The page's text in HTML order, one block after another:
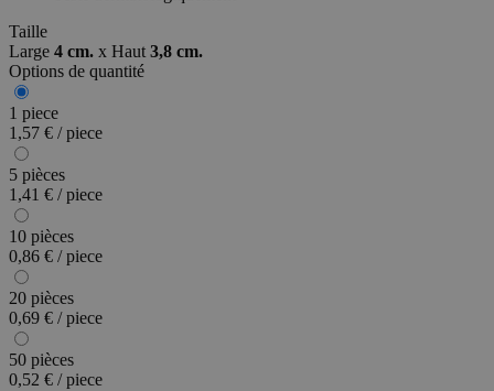
Taille
Large 4 cm. x Haut 3,8 cm.
Options de quantité
1 piece
1,57 € / piece
5 pièces
1,41 € / piece
10 pièces
0,86 € / piece
20 pièces
0,69 € / piece
50 pièces
0,52 € / piece